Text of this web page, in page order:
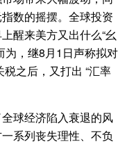
数的摇摆。全球投资
醒来美方又出什么“幺
为，继8月1日声称拟对
之后，又打出 “汇率
球经济陷入衰退的风
系列丧失理性、不负